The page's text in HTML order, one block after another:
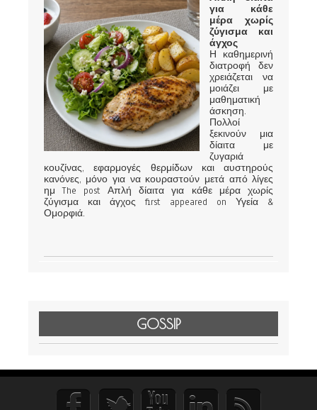
για κάθε
μέρα χωρίς
ζύγισμα και
άγχος
Η καθημερινή
διατροφή δεν
χρειάζεται να
μοιάζει με
μαθηματική
άσκηση.
Πολλοί
ξεκινούν μια
δίαιτα με
ζυγαριά
κουζίνας, εφαρμογές θερμίδων και αυστηρούς
κανόνες, μόνο για να κουραστούν μετά από λίγες
ημ The post Απλή δίαιτα για κάθε μέρα χωρίς
ζύγισμα και άγχος first appeared on Υγεία &
Ομορφιά.
GOSSIP